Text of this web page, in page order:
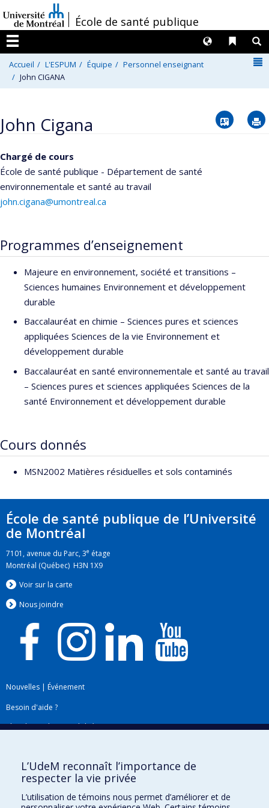
au
contenu
/École de santé publique
Menu
Liens
Langues
Accueil L'ESPUM Équipe
Personnel enseignant
John CIGANA
John Cigana Vcard
Chargé de cours
École de santé publique - Département de santé
environnementale et santé au travail
john.cigana@umontreal.ca
Programmes d’enseignement
Majeure en environnement, société et transitions –
Sciences humaines Environnement et développement
durable
Baccalauréat en chimie – Sciences pures et sciences
appliquées Sciences de la vie Environnement et
développement durable
Baccalauréat en santé environnementale et santé au travail
– Sciences pures et sciences appliquées Sciences de la
santé Environnement et développement durable
Cours donnés
MSN2002 Matières résiduelles et sols contaminés
École de santé publique de l’Université
de Montréal
7101, avenue du Parc, 3e étage
Montréal (Québec) H3N 1X9
Voir sur la carte
Nous joindre
Nouvelles | Événement
Besoin d'aide ?
Plan du site|Accessibilité
L’UdeM reconnaît l’importance de
respecter la vie privée
L’utilisation de témoins nous permet d’améliorer et de